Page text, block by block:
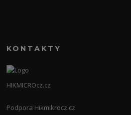
KONTAKTY
HIKMICROcz.cz
Podpora Hikmikrocz.cz